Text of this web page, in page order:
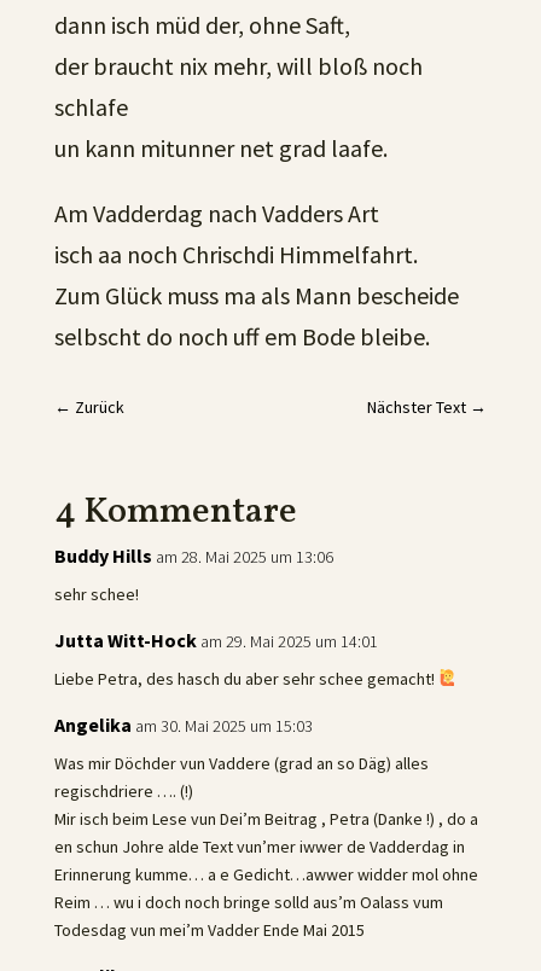
dann isch müd der, ohne Saft,
der braucht nix mehr, will bloß noch
schlafe
un kann mitunner net grad laafe.
Am Vadderdag nach Vadders Art
isch aa noch Chrischdi Himmelfahrt.
Zum Glück muss ma als Mann bescheide
selbscht do noch uff em Bode bleibe.
← Zurück Nächster Text →
4 Kommentare
Buddy Hills am 28. Mai 2025 um 13:06
sehr schee!
Jutta Witt-Hock am 29. Mai 2025 um 14:01
Liebe Petra, des hasch du aber sehr schee gemacht!
Angelika am 30. Mai 2025 um 15:03
Was mir Döchder vun Vaddere (grad an so Däg) alles
regischdriere …. (!)
Mir isch beim Lese vun Dei’m Beitrag , Petra (Danke !) , do a
en schun Johre alde Text vun’mer iwwer de Vadderdag in
Erinnerung kumme… a e Gedicht…awwer widder mol ohne
Reim … wu i doch noch bringe solld aus’m Oalass vum
Todesdag vun mei’m Vadder Ende Mai 2015